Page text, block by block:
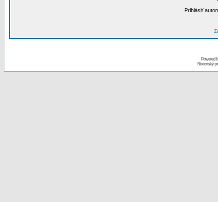
Prihlásiť
Powered
Slovenský